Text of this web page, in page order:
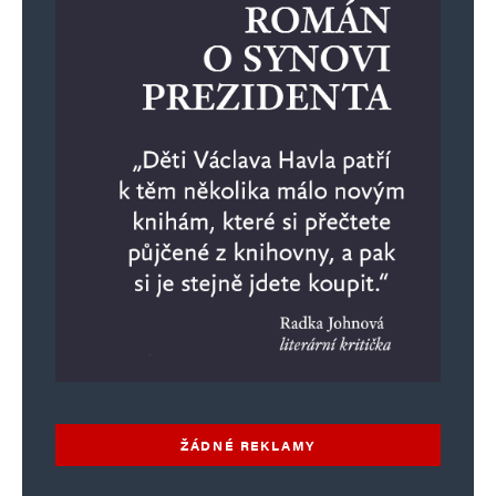
Vaše e-mailová adresa nebude zveřejněna.Vyžadované informace jsou
Webová stránka
ŽÁDNÉ REKLAMY